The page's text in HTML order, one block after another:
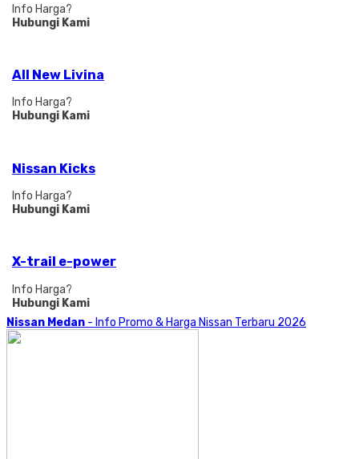
Info Harga?
Hubungi Kami
All New Livina
Info Harga?
Hubungi Kami
Nissan Kicks
Info Harga?
Hubungi Kami
X-trail e-power
Info Harga?
Hubungi Kami
Nissan Medan - Info Promo & Harga Nissan Terbaru 2026